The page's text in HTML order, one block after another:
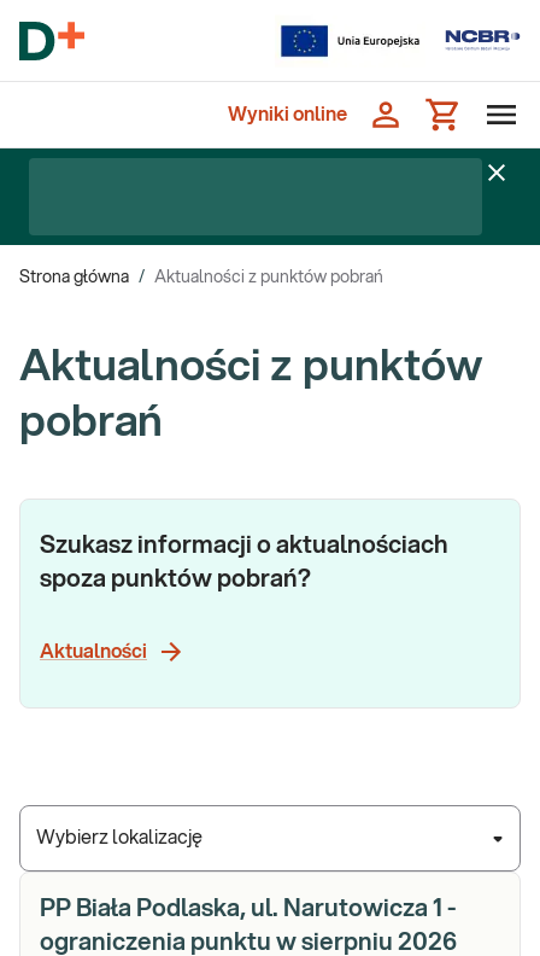
Wyniki online
Strona główna / Aktualności z punktów pobrań
Aktualności z punktów
pobrań
Wybierz lokalizację
Szukasz informacji o aktualnościach
spoza punktów pobrań?
Aktualności
PP Biała Podlaska, ul. Narutowicza 1 -
ograniczenia punktu w sierpniu 2026